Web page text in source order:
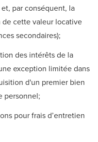
par conséquent, la
de cette valeur locative
secondaires);
des intérêts de la
exception limitée dans
d'un premier bien
personnel;
pour frais d’entretien